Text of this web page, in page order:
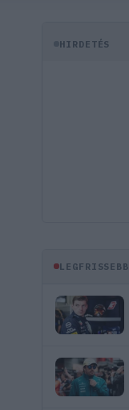
HIRDETÉS
LEGFRISSEBB